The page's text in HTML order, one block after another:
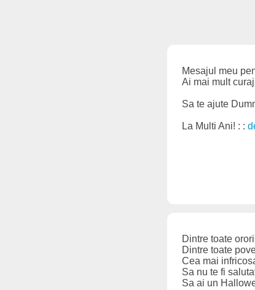
Mesajul meu
Ai mai mult
Sa te ajute
La Multi Ani! : :
Dintre toate
Dintre toate
Cea mai
Sa nu te fi
Sa ai un